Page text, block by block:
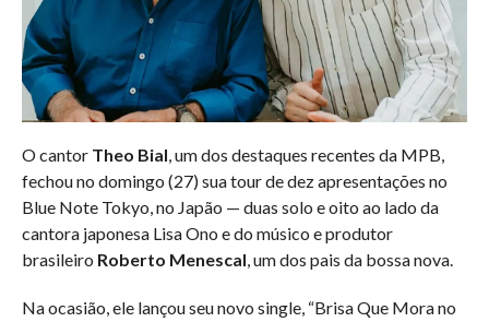
O cantor Theo Bial, um dos destaques recentes da MPB,
fechou no domingo (27) sua tour de dez apresentações no
Blue Note Tokyo, no Japão — duas solo e oito ao lado da
cantora japonesa Lisa Ono e do músico e produtor
brasileiro Roberto Menescal, um dos pais da bossa nova.
Na ocasião, ele lançou seu novo single, “Brisa Que Mora no